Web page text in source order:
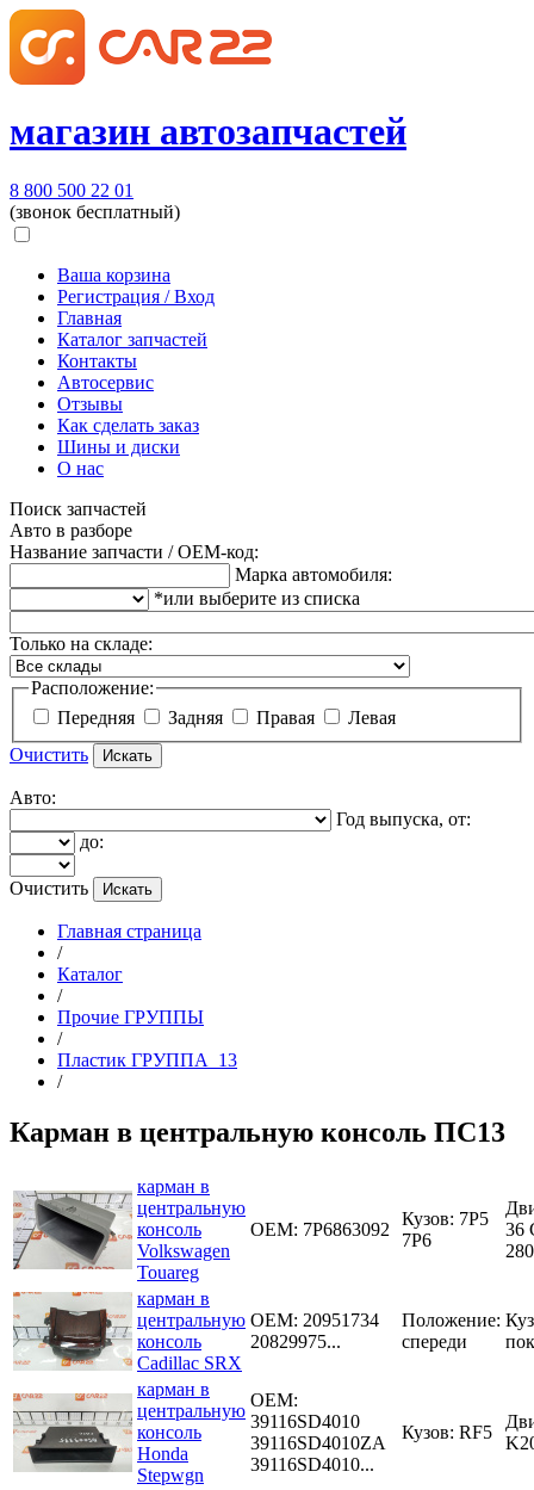
магазин автозапчастей
8 800 500 22 01
(звонок бесплатный)
Ваша корзина
Регистрация / Вход
Главная
Каталог запчастей
Контакты
Автосервис
Отзывы
Как сделать заказ
Шины и диски
О нас
Поиск запчастей
Авто в разборе
Название запчасти / OEM-код:
Марка автомобиля:
*или выберите из списка
Только на складе:
Расположение:
Передняя
Задняя Правая
Левая
Очистить
Авто:
Год выпуска, от:
до:
Очистить
Главная страница
/
Каталог
/
Прочие ГРУППЫ
/
Пластик ГРУППА_13
/
Карман в центральную консоль ПС13
карман в
центральную
консоль
Volkswagen
Touareg
OEM: 7P6863092
Кузов: 7P5
7P6
36
280
карман в
центральную
консоль
Cadillac SRX
OEM: 20951734
20829975...
Положение:
спереди
карман в
центральную
консоль
Honda
Stepwgn
OEM:
39116SD4010
39116SD4010ZA
39116SD4010...
Кузов: RF5